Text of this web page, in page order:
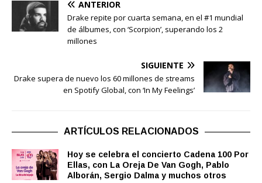
ANTERIOR
Drake repite por cuarta semana, en el #1 mundial
de álbumes, con ‘Scorpion’, superando los 2
millones
SIGUIENTE
Drake supera de nuevo los 60 millones de streams
en Spotify Global, con ‘In My Feelings’
ARTÍCULOS RELACIONADOS
Hoy se celebra el concierto Cadena 100 Por
Ellas, con La Oreja De Van Gogh, Pablo
Alborán, Sergio Dalma y muchos otros